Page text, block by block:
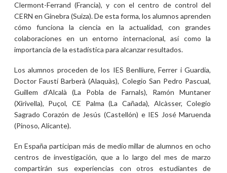
Clermont-Ferrand (Francia), y con el centro de control del
CERN en Ginebra (Suiza). De esta forma, los alumnos aprenden
cómo funciona la ciencia en la actualidad, con grandes
colaboraciones en un entorno internacional, así como la
importancia de la estadística para alcanzar resultados.
Los alumnos proceden de los IES Benlliure, Ferrer i Guardia,
Doctor Faustí Barberà (Alaquàs), Colegio San Pedro Pascual,
Guillem d’Alcalà (La Pobla de Farnals), Ramón Muntaner
(Xirivella), Puçol, CE Palma (La Cañada), Alcàsser, Colegio
Sagrado Corazón de Jesús (Castellón) e IES José Maruenda
(Pinoso, Alicante).
En España participan más de medio millar de alumnos en ocho
centros de investigación, que a lo largo del mes de marzo
compartirán sus experiencias con otros estudiantes de